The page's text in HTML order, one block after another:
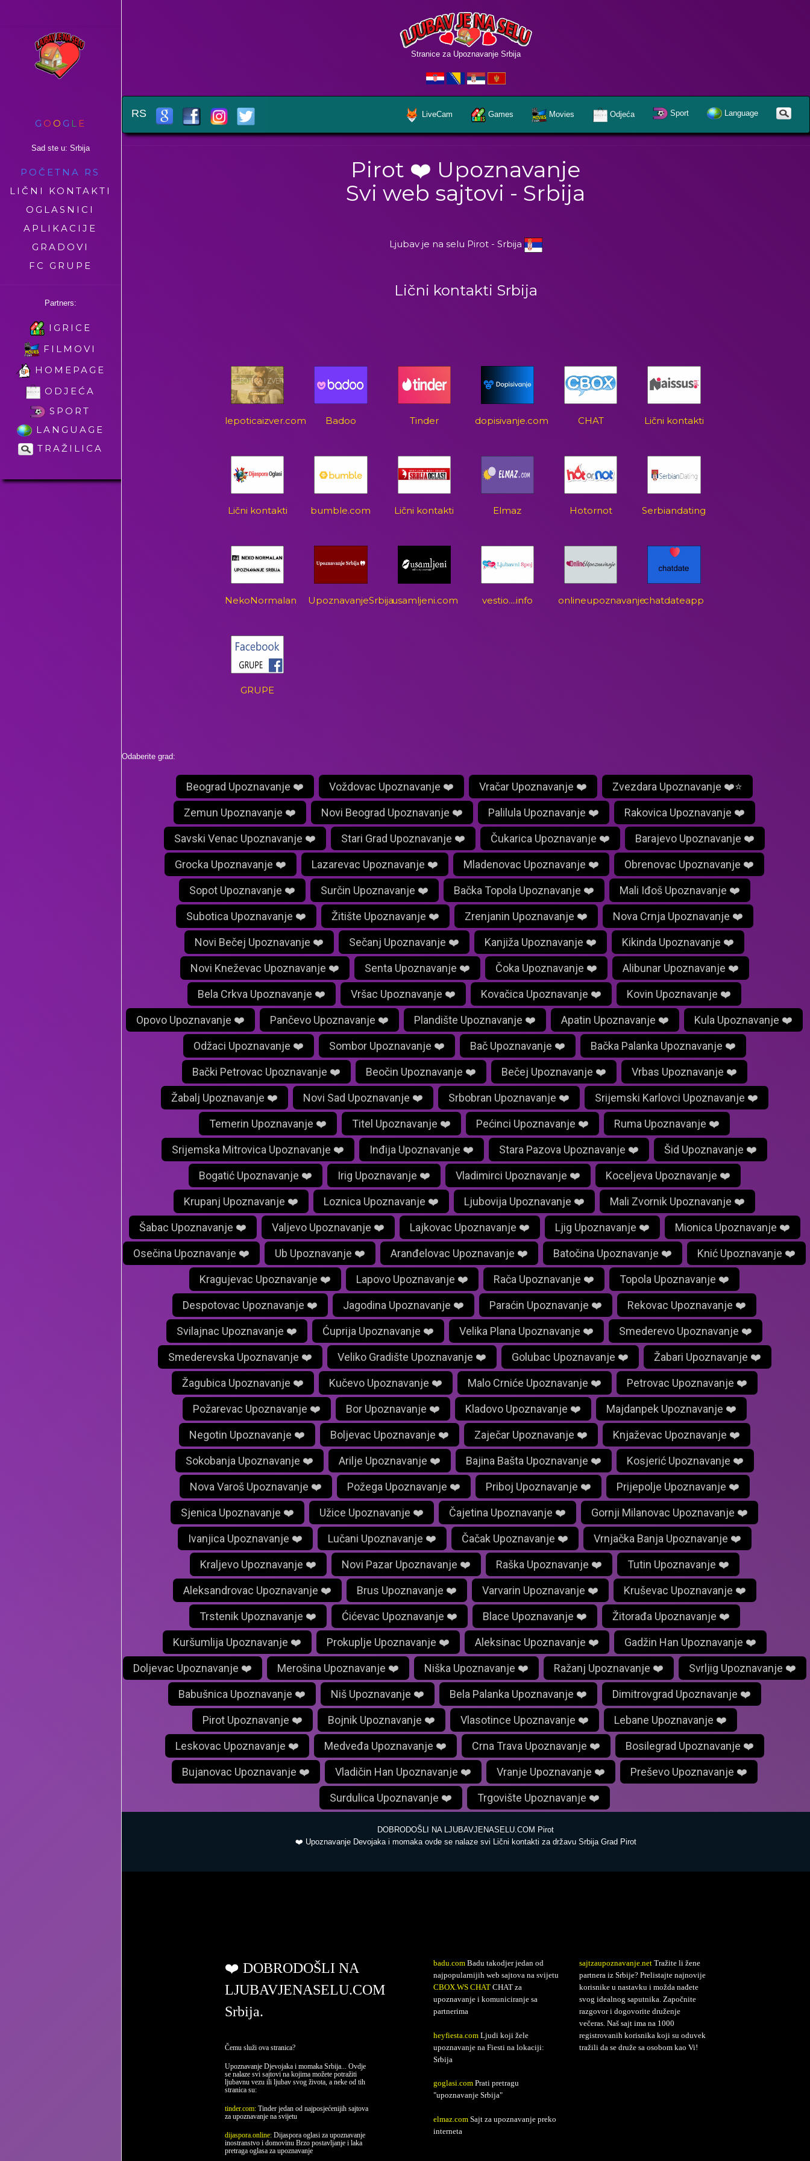
G O O G L E
Sad ste u: Srbija
POČETNA RS
LIČNI KONTAKTI
OGLASNICI
APLIKACIJE
GRADOVI
FC GRUPE
Partners:
IGRICE
FILMOVI
HOMEPAGE
ODJEĆA
SPORT
LANGUAGE
TRAŽILICA
Stranice za Upoznavanje Srbija
RS LiveCam Games Movies Odjeća Sport Language
Pirot ❤️ Upoznavanje
Svi web sajtovi - Srbija
Ljubav je na selu Pirot - Srbija
Lični kontakti Srbija
lepoticaizver.com Badoo Tinder dopisivanje.com CHAT Lični kontakti
Lični kontakti bumble.com Lični kontakti Elmaz Hotornot Serbiandating
NekoNormalan UpoznavanjeSrbijausamljeni.com vestio....info onlineupoznavanjechatdateapp
GRUPE
Odaberite grad:
Beograd Upoznavanje ❤️ Voždovac Upoznavanje ❤️ Vračar Upoznavanje ❤️ Zvezdara Upoznavanje ❤️⭐
Zemun Upoznavanje ❤️ Novi Beograd Upoznavanje ❤️ Palilula Upoznavanje ❤️ Rakovica Upoznavanje ❤️
Savski Venac Upoznavanje ❤️ Stari Grad Upoznavanje ❤️ Čukarica Upoznavanje ❤️ Barajevo Upoznavanje ❤️
Grocka Upoznavanje ❤️ Lazarevac Upoznavanje ❤️ Mladenovac Upoznavanje ❤️ Obrenovac Upoznavanje ❤️
Sopot Upoznavanje ❤️ Surčin Upoznavanje ❤️ Bačka Topola Upoznavanje ❤️ Mali Iđoš Upoznavanje ❤️
Subotica Upoznavanje ❤️ Žitište Upoznavanje ❤️ Zrenjanin Upoznavanje ❤️ Nova Crnja Upoznavanje ❤️
Novi Bečej Upoznavanje ❤️ Sečanj Upoznavanje ❤️ Kanjiža Upoznavanje ❤️ Kikinda Upoznavanje ❤️
Novi Kneževac Upoznavanje ❤️ Senta Upoznavanje ❤️ Čoka Upoznavanje ❤️ Alibunar Upoznavanje ❤️
Bela Crkva Upoznavanje ❤️ Vršac Upoznavanje ❤️ Kovačica Upoznavanje ❤️ Kovin Upoznavanje ❤️
Opovo Upoznavanje ❤️ Pančevo Upoznavanje ❤️ Plandište Upoznavanje ❤️ Apatin Upoznavanje ❤️ Kula Upoznavanje ❤️
Odžaci Upoznavanje ❤️ Sombor Upoznavanje ❤️ Bač Upoznavanje ❤️ Bačka Palanka Upoznavanje ❤️
Bački Petrovac Upoznavanje ❤️ Beočin Upoznavanje ❤️ Bečej Upoznavanje ❤️ Vrbas Upoznavanje ❤️
Žabalj Upoznavanje ❤️ Novi Sad Upoznavanje ❤️ Srbobran Upoznavanje ❤️ Srijemski Karlovci Upoznavanje ❤️
Temerin Upoznavanje ❤️ Titel Upoznavanje ❤️ Pećinci Upoznavanje ❤️ Ruma Upoznavanje ❤️
Srijemska Mitrovica Upoznavanje ❤️ Inđija Upoznavanje ❤️ Stara Pazova Upoznavanje ❤️ Šid Upoznavanje ❤️
Bogatić Upoznavanje ❤️ Irig Upoznavanje ❤️ Vladimirci Upoznavanje ❤️ Koceljeva Upoznavanje ❤️
Krupanj Upoznavanje ❤️ Loznica Upoznavanje ❤️ Ljubovija Upoznavanje ❤️ Mali Zvornik Upoznavanje ❤️
Šabac Upoznavanje ❤️ Valjevo Upoznavanje ❤️ Lajkovac Upoznavanje ❤️ Ljig Upoznavanje ❤️ Mionica Upoznavanje ❤️
Osečina Upoznavanje ❤️ Ub Upoznavanje ❤️ Aranđelovac Upoznavanje ❤️ Batočina Upoznavanje ❤️ Knić Upoznavanje ❤️
Kragujevac Upoznavanje ❤️ Lapovo Upoznavanje ❤️ Rača Upoznavanje ❤️ Topola Upoznavanje ❤️
Despotovac Upoznavanje ❤️ Jagodina Upoznavanje ❤️ Paraćin Upoznavanje ❤️ Rekovac Upoznavanje ❤️
Svilajnac Upoznavanje ❤️ Ćuprija Upoznavanje ❤️ Velika Plana Upoznavanje ❤️ Smederevo Upoznavanje ❤️
Smederevska Upoznavanje ❤️ Veliko Gradište Upoznavanje ❤️ Golubac Upoznavanje ❤️ Žabari Upoznavanje ❤️
Žagubica Upoznavanje ❤️ Kučevo Upoznavanje ❤️ Malo Crniće Upoznavanje ❤️ Petrovac Upoznavanje ❤️
Požarevac Upoznavanje ❤️ Bor Upoznavanje ❤️ Kladovo Upoznavanje ❤️ Majdanpek Upoznavanje ❤️
Negotin Upoznavanje ❤️ Boljevac Upoznavanje ❤️ Zaječar Upoznavanje ❤️ Knjaževac Upoznavanje ❤️
Sokobanja Upoznavanje ❤️ Arilje Upoznavanje ❤️ Bajina Bašta Upoznavanje ❤️ Kosjerić Upoznavanje ❤️
Nova Varoš Upoznavanje ❤️ Požega Upoznavanje ❤️ Priboj Upoznavanje ❤️ Prijepolje Upoznavanje ❤️
Sjenica Upoznavanje ❤️ Užice Upoznavanje ❤️ Čajetina Upoznavanje ❤️ Gornji Milanovac Upoznavanje ❤️
Ivanjica Upoznavanje ❤️ Lučani Upoznavanje ❤️ Čačak Upoznavanje ❤️ Vrnjačka Banja Upoznavanje ❤️
Kraljevo Upoznavanje ❤️ Novi Pazar Upoznavanje ❤️ Raška Upoznavanje ❤️ Tutin Upoznavanje ❤️
Aleksandrovac Upoznavanje ❤️ Brus Upoznavanje ❤️ Varvarin Upoznavanje ❤️ Kruševac Upoznavanje ❤️
Trstenik Upoznavanje ❤️ Ćićevac Upoznavanje ❤️ Blace Upoznavanje ❤️ Žitorađa Upoznavanje ❤️
Kuršumlija Upoznavanje ❤️ Prokuplje Upoznavanje ❤️ Aleksinac Upoznavanje ❤️ Gadžin Han Upoznavanje ❤️
Doljevac Upoznavanje ❤️ Merošina Upoznavanje ❤️ Niška Upoznavanje ❤️ Ražanj Upoznavanje ❤️ Svrljig Upoznavanje ❤️
Babušnica Upoznavanje ❤️ Niš Upoznavanje ❤️ Bela Palanka Upoznavanje ❤️ Dimitrovgrad Upoznavanje ❤️
Pirot Upoznavanje ❤️ Bojnik Upoznavanje ❤️ Vlasotince Upoznavanje ❤️ Lebane Upoznavanje ❤️
Leskovac Upoznavanje ❤️ Medveđa Upoznavanje ❤️ Crna Trava Upoznavanje ❤️ Bosilegrad Upoznavanje ❤️
Bujanovac Upoznavanje ❤️ Vladičin Han Upoznavanje ❤️ Vranje Upoznavanje ❤️ Preševo Upoznavanje ❤️
Surdulica Upoznavanje ❤️ Trgovište Upoznavanje ❤️
DOBRODOŠLI NA LJUBAVJENASELU.COM Pirot
❤️ Upoznavanje Devojaka i momaka ovde se nalaze svi Lični kontakti za državu Srbija Grad Pirot
❤️ DOBRODOŠLI NA
LJUBAVJENASELU.COM
Srbija.
Čemu služi ova stranica?
Upoznavanje Djevojaka i momaka Srbija... Ovdje
se nalaze svi sajtovi na kojima možete potražiti
ljubavnu vezu ili ljubav svog života, a neke od tih
stranica su:
tinder.com: Tinder jedan od najposjećenijih sajtova
za upoznavanje na svijetu
dijaspora.online: Dijaspora oglasi za upoznavanje
inostranstvo i domovinu Brzo postavljanje i laka
pretraga oglasa za upoznavanje
badu.com Badu takodjer jedan od
najpopularnijih web sajtova na svijetu
CBOX.WS CHAT CHAT za
upoznavanje i komuniciranje sa
partnerima
heyfiesta.com Ljudi koji žele
upoznavanje na Fiesti na lokaciji:
Srbija
goglasi.com Prati pretragu
"upoznavanje Srbija"
elmaz.com Sajt za upoznavanje preko
interneta
sajtzaupoznavanje.net Tražite li žene
partnera iz Srbije? Prelistajte najnovije
korisnike u nastavku i možda nađete
svog idealnog saputnika. Započnite
razgovor i dogovorite druženje
večeras. Naš sajt ima na 1000
registrovanih korisnika koji su oduvek
tražili da se druže sa osobom kao Vi!